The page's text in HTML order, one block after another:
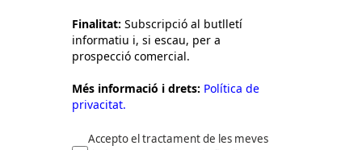
Finalitat: Subscripció al butlletí
informatiu i, si escau, per a
prospecció comercial.
Més informació i drets: Política de
privacitat.
Accepto el tractament de les meves